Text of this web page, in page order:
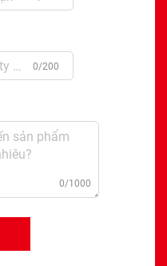
0/200
0/1000